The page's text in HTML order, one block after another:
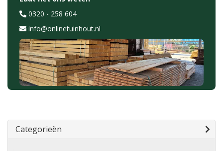
Categorieën
0320 - 258 604
info@onlinetuinhout.nl